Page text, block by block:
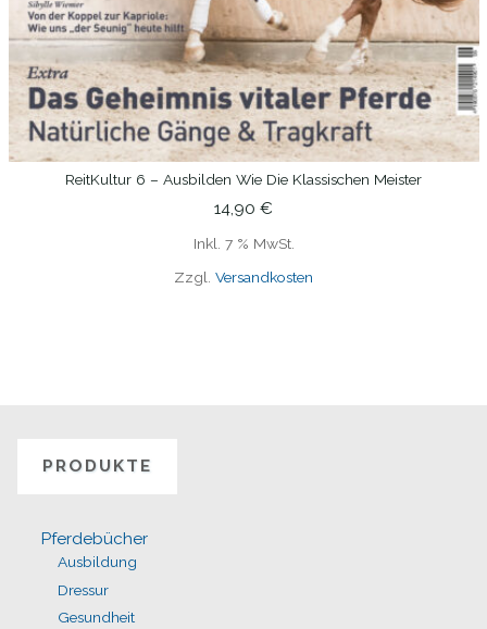
IN DEN WARENKORB
ReitKultur 6 – Ausbilden Wie Die Klassischen Meister
14,90 €
Inkl. 7 % MwSt.
Zzgl. Versandkosten
PRODUKTE
Pferdebücher
Ausbildung
Dressur
Gesundheit